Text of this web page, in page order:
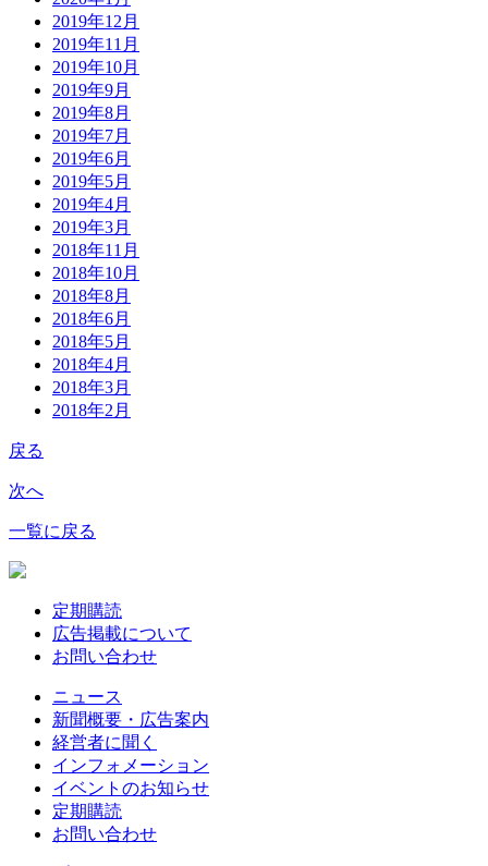
2019年12月
2019年11月
2019年10月
2019年9月
2019年8月
2019年7月
2019年6月
2019年5月
2019年4月
2019年3月
2018年11月
2018年10月
2018年8月
2018年6月
2018年5月
2018年4月
2018年3月
2018年2月
戻る
次へ
一覧に戻る
定期購読
広告掲載について
お問い合わせ
ニュース
新聞概要・広告案内
経営者に聞く
インフォメーション
イベントのお知らせ
定期購読
お問い合わせ